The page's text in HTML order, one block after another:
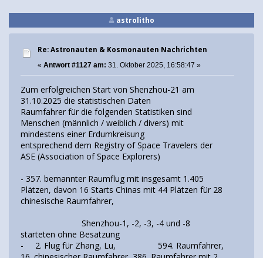
astrolitho
Re: Astronauten & Kosmonauten Nachrichten
« Antwort #1127 am: 31. Oktober 2025, 16:58:47 »
Zum erfolgreichen Start von Shenzhou-21 am
31.10.2025 die statistischen Daten
Raumfahrer für die folgenden Statistiken sind
Menschen (männlich / weiblich / divers) mit
mindestens einer Erdumkreisung
entsprechend dem Registry of Space Travelers der
ASE (Association of Space Explorers)
- 357. bemannter Raumflug mit insgesamt 1.405
Plätzen, davon 16 Starts Chinas mit 44 Plätzen für 28
chinesische Raumfahrer,
Shenzhou-1, -2, -3, -4 und -8
starteten ohne Besatzung
- 2. Flug für Zhang, Lu, 594. Raumfahrer,